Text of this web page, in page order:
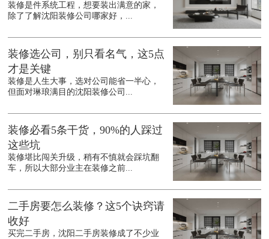
装修是件系统工程，想要装出满意的家，
除了了解沈阳装修公司哪家好，...
装修选公司，别只看名气，这5点
才是关键
装修是人生大事，选对公司能省一半心，
但面对琳琅满目的沈阳装修公司...
装修必看5条干货，90%的人踩过
这些坑
装修堪比闯关升级，稍有不慎就会踩坑翻
车，所以大部分业主在装修之前...
二手房要怎么装修？这5个诀窍请
收好
买完二手房，沈阳二手房装修成了不少业